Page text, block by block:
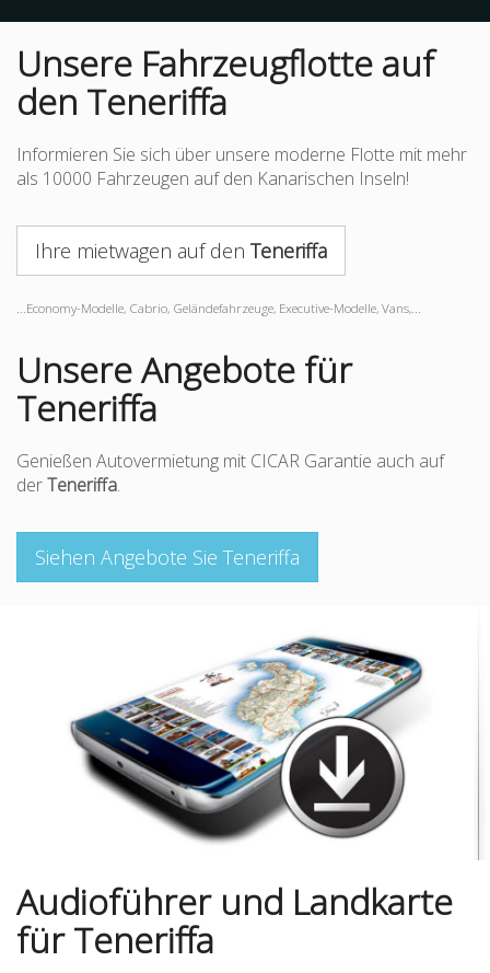
Unsere Fahrzeugflotte auf
den Teneriffa
Informieren Sie sich über unsere moderne Flotte mit mehr
als 10000 Fahrzeugen auf den Kanarischen Inseln!
Ihre mietwagen auf den Teneriffa
...Economy-Modelle, Cabrio, Geländefahrzeuge, Executive-Modelle, Vans,...
Unsere Angebote für
Teneriffa
Genießen Autovermietung mit CICAR Garantie auch auf
derTeneriffa.
Siehen Angebote Sie Teneriffa
Audioführer und Landkarte
für Teneriffa